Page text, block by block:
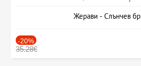
Жерави - Слънчев
-20%
35.28€